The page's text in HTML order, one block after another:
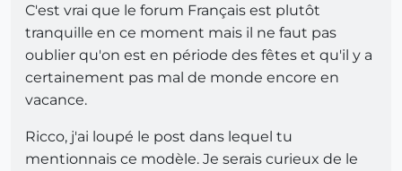
C'est vrai que le forum Français est plutôt
tranquille en ce moment mais il ne faut pas
oublier qu'on est en période des fêtes et qu'il y a
certainement pas mal de monde encore en
vacance.
Ricco, j'ai loupé le post dans lequel tu
mentionnais ce modèle. Je serais curieux de le